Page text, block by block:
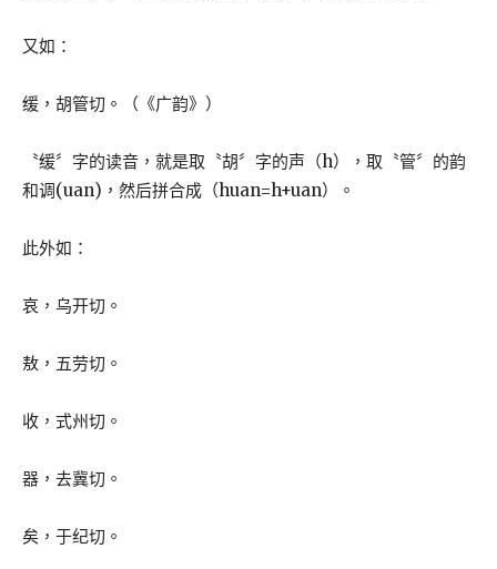
又如：
缓，胡管切。（《广韵》）
〝缓〞字的读音，就是取〝胡〞字的声（h），取〝管〞的韵
和调(uan)，然后拼合成（huan=h+uan）。
此外如：
哀，乌开切。
敖，五劳切。
收，式州切。
器，去冀切。
矣，于纪切。